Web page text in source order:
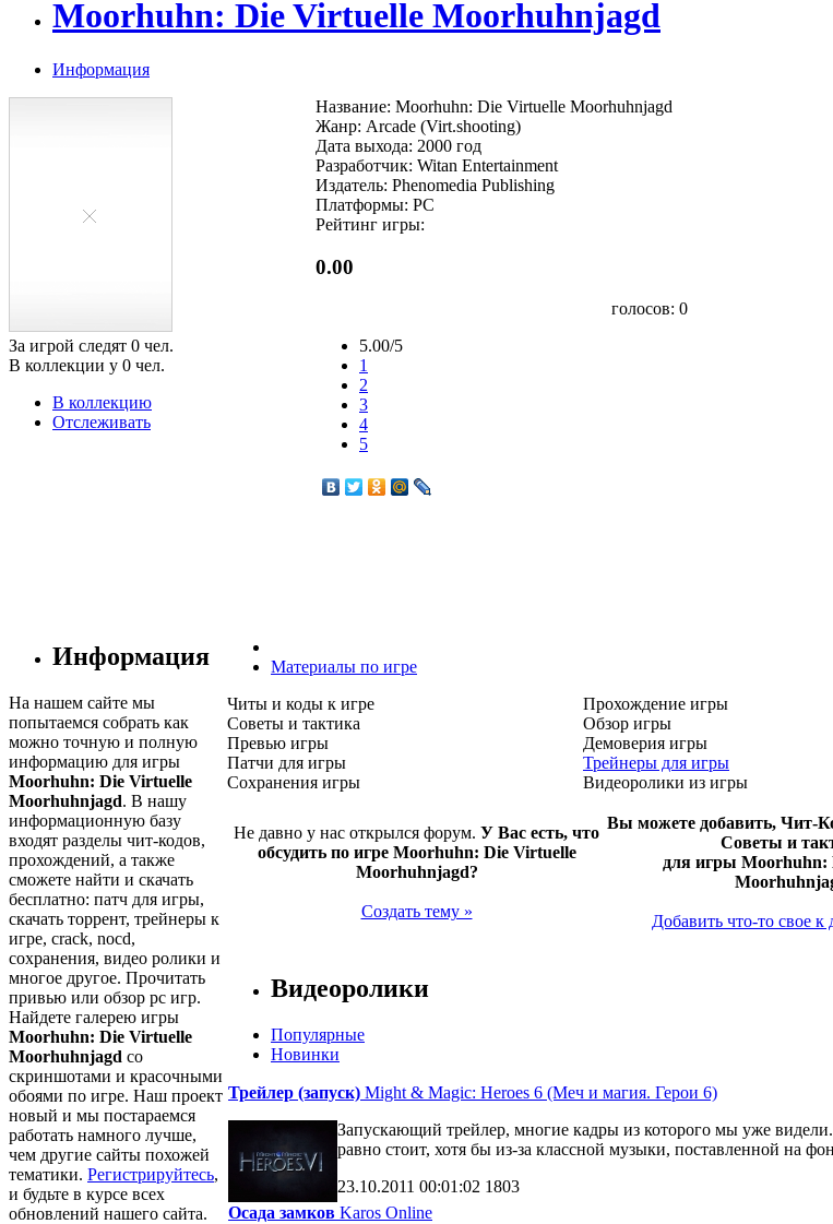
Moorhuhn: Die Virtuelle Moorhuhnjagd
Информация
За игрой следят 0 чел.
В коллекции у 0 чел.
В коллекцию
Отслеживать
Название: Moorhuhn: Die Virtuelle Moorhuhnjagd
Жанр: Arcade (Virt.shooting)
Дата выхода: 2000 год
Разработчик: Witan Entertainment
Издатель: Phenomedia Publishing
Платформы: PC
Рейтинг игры:
0.00
голосов: 0
5.00/5
1
2
3
4
5
Информация
На нашем сайте мы
попытаемся собрать как
можно точную и полную
информацию для игры
Moorhuhn: Die Virtuelle
Moorhuhnjagd. В нашу
информационную базу
входят разделы чит-кодов,
прохождений, а также
сможете найти и скачать
бесплатно: патч для игры,
скачать торрент, трейнеры к
игре, crack, nocd,
сохранения, видео ролики и
многое другое. Прочитать
привью или обзор pc игр.
Найдете галерею игры
Moorhuhn: Die Virtuelle
Moorhuhnjagd со
скриншотами и красочными
обоями по игре. Наш проект
новый и мы постараемся
работать намного лучше,
чем другие сайты похожей
тематики. Регистрируйтесь,
и будьте в курсе всех
обновлений нашего сайта.
Материалы по игре
Читы и коды к игре
Прохождение игры
Советы и тактика
Обзор игры
Превью игры
Демоверия игры
Патчи для игры
Трейнеры для игры
Сохранения игры
Видеоролики из игры
Не давно у нас открылся форум. У Вас есть, что
обсудить по игре Moorhuhn: Die Virtuelle
Moorhuhnjagd?
Создать тему »
Вы можете добавить, Чит-
Советы и
для игры Moorhuhn:
Добавить что-то свое к
Видеоролики
Популярные
Новинки
Трейлер (запуск) Might & Magic: Heroes 6 (Меч и магия. Герои 6)
Запускающий трейлер, многие кадры из которого мы уже
равно стоит, хотя бы из-за классной музыки, поставленной на
23.10.2011 00:01:02 1803
Осада замков Karos Online